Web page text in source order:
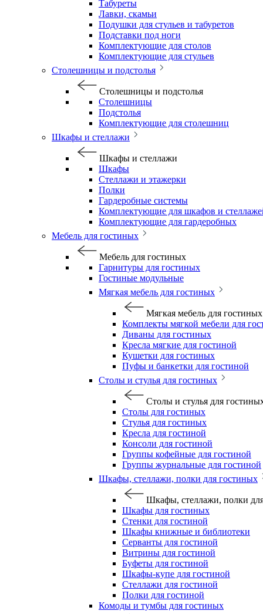
Табуреты
Лавки, скамьи
Подушки для стульев и табуретов
Подставки под ноги
Комплектующие для столов
Комплектующие для стульев
Столешницы и подстолья
Столешницы и подстолья
Столешницы
Подстолья
Комплектующие для столешниц
Шкафы и стеллажи
Шкафы и стеллажи
Шкафы
Стеллажи и этажерки
Полки
Гардеробные системы
Комплектующие для шкафов и
Комплектующие для гардеробных
Мебель для гостиных
Мебель для гостиных
Гарнитуры для гостиных
Гостиные модульные
Мягкая мебель для гостиных
Мягкая мебель для гостиных
Комплекты мягкой мебели для
Диваны для гостиных
Кресла мягкие для гостиной
Кушетки для гостиных
Пуфы и банкетки для гостиной
Столы и стулья для гостиных
Столы и стулья для
Столы для гостиных
Стулья для гостиных
Кресла для гостиной
Консоли для гостиной
Группы кофейные для гостиной
Группы журнальные для гостиной
Шкафы, стеллажи, полки для гостиных
Шкафы, стеллажи, полки
Шкафы для гостиных
Стенки для гостиной
Шкафы книжные и библиотеки
Серванты для гостиной
Витрины для гостиной
Буфеты для гостиной
Шкафы-купе для гостиной
Стеллажи для гостиной
Полки для гостиной
Комоды и тумбы для гостиных